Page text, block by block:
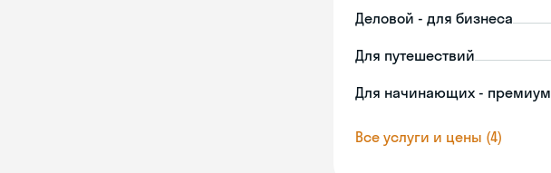
Деловой - для бизнеса
Для путешествий
Для начинающих - премиум
Все услуги и цены (4)